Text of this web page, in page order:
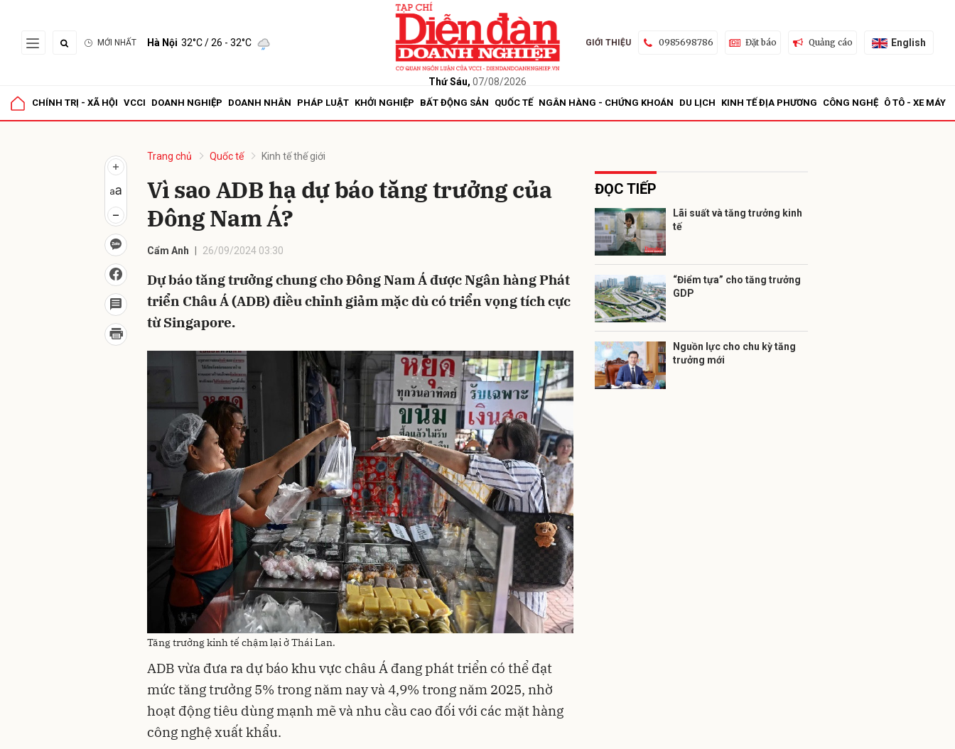
MỚI NHẤT Hà Nội 32°C/ 26 - 32°C
Thứ Sáu, 07/08/2026
GIỚI THIỆU 0985698786 Đặt báo Quảng cáo English
CHÍNH TRỊ - XÃ HỘI VCCI DOANH NGHIỆP DOANH NHÂN PHÁP LUẬT KHỞI NGHIỆP BẤT ĐỘNG SẢN QUỐC TẾ NGÂN HÀNG - CHỨNG KHOÁN DU LỊCH KINH TẾ ĐỊA PHƯƠNG CÔNG NGHỆ Ô TÔ - XE MÁY
Trang chủ Quốc tế Kinh tế thế giới
Vì sao ADB hạ dự báo tăng trưởng của
Đông Nam Á?
Cẩm Anh 26/09/2024 03:30
Dự báo tăng trưởng chung cho Đông Nam Á được Ngân hàng Phát
triển Châu Á (ADB) điều chỉnh giảm mặc dù có triển vọng tích cực
từ Singapore.
Tăng trưởng kinh tế chậm lại ở Thái Lan.
ADB vừa đưa ra dự báo khu vực châu Á đang phát triển có thể đạt
mức tăng trưởng 5% trong năm nay và 4,9% trong năm 2025, nhờ
hoạt động tiêu dùng mạnh mẽ và nhu cầu cao đối với các mặt hàng
công nghệ xuất khẩu.
ĐỌC TIẾP
Lãi suất và tăng trưởng kinh
tế
“Điểm tựa” cho tăng trưởng
GDP
Nguồn lực cho chu kỳ tăng
trưởng mới
Gửi